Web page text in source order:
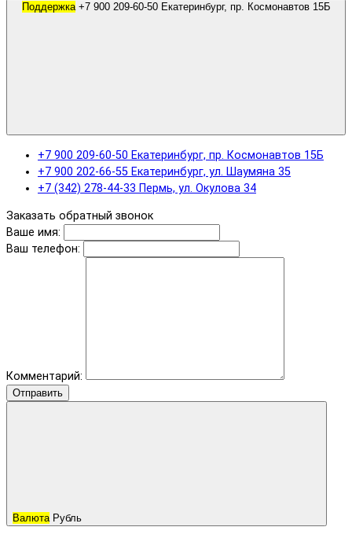
Поддержка
+7 900 209-60-50 Екатеринбург, пр. Космонавтов 15Б
+7 900 202-66-55 Екатеринбург, ул. Шаумяна 35
+7 (342) 278-44-33 Пермь, ул. Окулова 34
Заказать обратный звонок
Ваше имя:
Ваш телефон:
Комментарий:
Отправить
Валюта Рубль